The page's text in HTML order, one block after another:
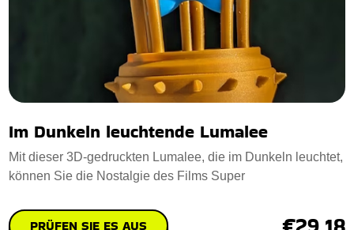
Im Dunkeln leuchtende Lumalee
Mit dieser 3D-gedruckten Lumalee, die im Dunkeln leuchtet,
können Sie die Nostalgie des Films Super
PRÜFEN SIE ES AUS